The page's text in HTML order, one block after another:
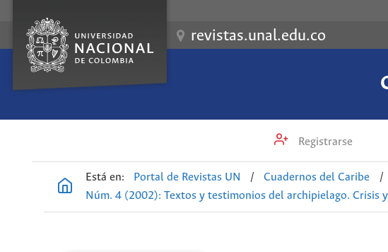
revistas.unal.edu.co
Registrarse
Está en: Portal de Revistas UN / Cuadernos del Caribe /
Núm. 4 (2002): Textos y testimonios del archipielago. Crisis